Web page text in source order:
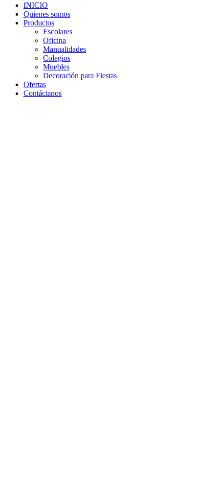
INICIO
Quienes somos
Productos
Escolares
Oficina
Manualidades
Colegios
Muebles
Decoración para Fiestas
Ofertas
Contáctanos